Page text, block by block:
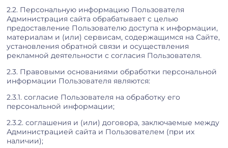
2.2. Персональную информацию Пользователя
Администрация сайта обрабатывает c целью
предоставление Пользователю доступа к информации,
материалам и (или) сервисам, содержащимся на Сайте,
установления обратной связи и осуществления
рекламной деятельности с согласия Пользователя.
2.3. Правовыми основаниями обработки персональной
информации Пользователя являются:
2.3.1. согласие Пользователя на обработку его
персональной информации;
2.3.2. соглашения и (или) договора, заключаемые между
Администрацией сайта и Пользователем (при их
наличии);